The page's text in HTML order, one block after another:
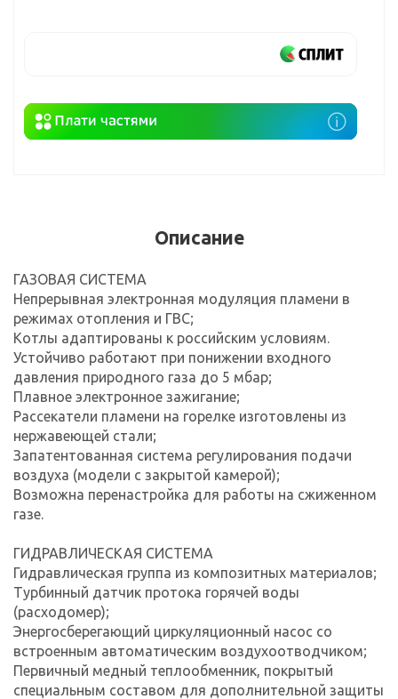
Описание
ГАЗОВАЯ СИСТЕМА
Непрерывная электронная модуляция пламени в
режимах отопления и ГВС;
Котлы адаптированы к российским условиям.
Устойчиво работают при понижении входного
давления природного газа до 5 мбар;
Плавное электронное зажигание;
Рассекатели пламени на горелке изготовлены из
нержавеющей стали;
Запатентованная система регулирования подачи
воздуха (модели с закрытой камерой);
Возможна перенастройка для работы на сжиженном
газе.
ГИДРАВЛИЧЕСКАЯ СИСТЕМА
Гидравлическая группа из композитных материалов;
Турбинный датчик протока горячей воды
(расходомер);
Энергосберегающий циркуляционный насос со
встроенным автоматическим воздухоотводчиком;
Первичный медный теплообменник, покрытый
специальным составом для дополнительной защиты